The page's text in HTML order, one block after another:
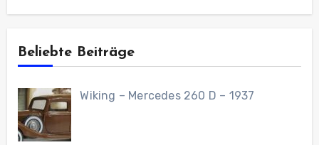
Beliebte Beiträge
Wiking – Mercedes 260 D – 1937